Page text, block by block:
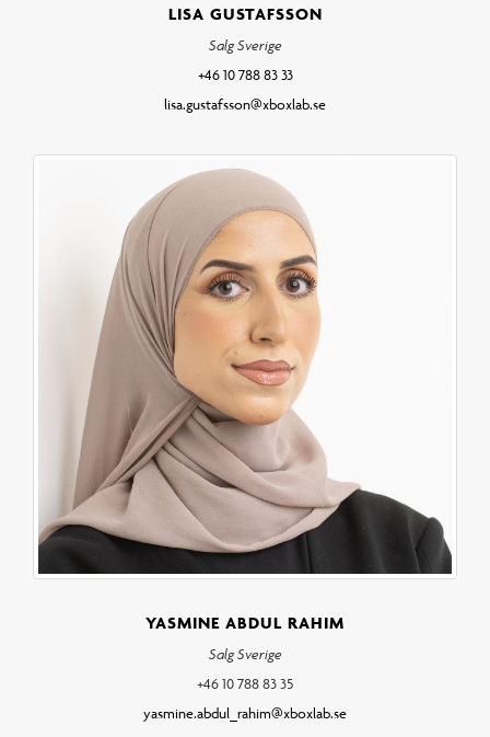
LISA GUSTAFSSON
Salg Sverige
+46 10 788 83 33
lisa.gustafsson@xboxlab.se
YASMINE ABDUL RAHIM
Salg Sverige
+46 10 788 83 35
yasmine.abdul_rahim@xboxlab.se